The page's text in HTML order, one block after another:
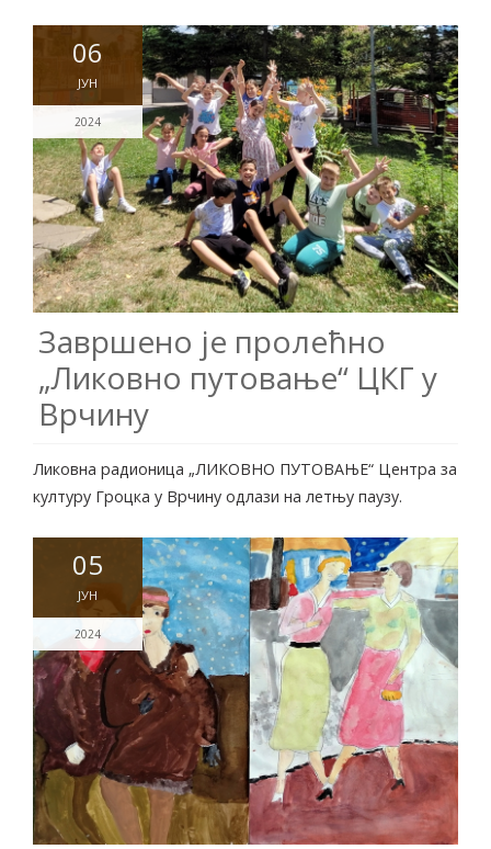
06
ЈУН
2024
Завршено је пролећно
„Ликовно путовање“ ЦКГ у
Врчину
Ликовна радионица „ЛИКОВНО ПУТОВАЊЕ“ Центра за
културу Гроцка у Врчину одлази на летњу паузу.
05
ЈУН
2024